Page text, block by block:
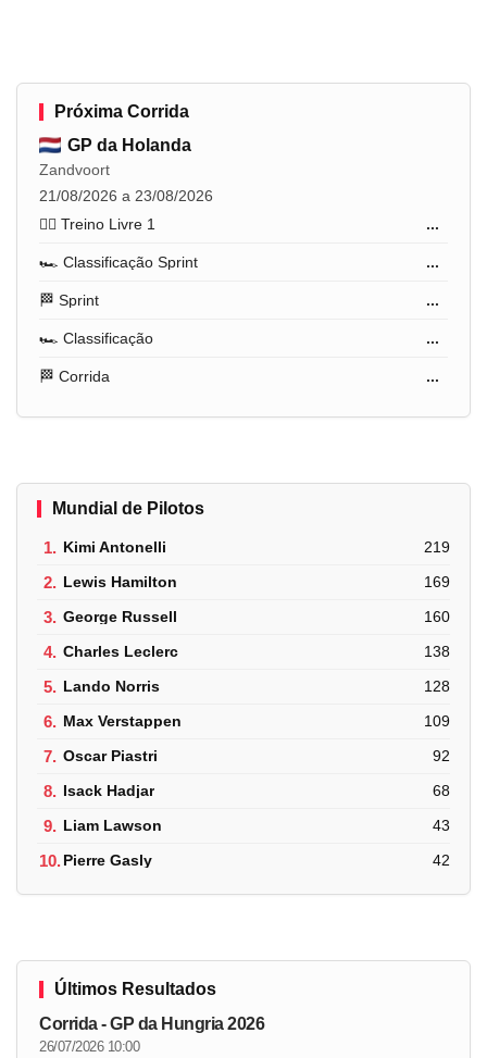
Próxima Corrida
GP da Holanda
Zandvoort
21/08/2026 a 23/08/2026
🏋️‍♂️ Treino Livre 1
...
🏎️ Classificação Sprint ...
🏁 Sprint ...
🏎️ Classificação ...
🏁 Corrida ...
Mundial de Pilotos
1. Kimi Antonelli 219
2. Lewis Hamilton 169
3. George Russell 160
4. Charles Leclerc 138
5. Lando Norris 128
6. Max Verstappen 109
7. Oscar Piastri 92
8. Isack Hadjar 68
9. Liam Lawson 43
10.Pierre Gasly 42
Últimos Resultados
Corrida - GP da Hungria 2026
26/07/2026 10:00